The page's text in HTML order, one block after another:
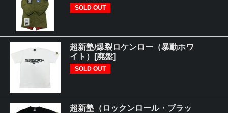
SOLD OUT
超新塾/爆裂ロケンロー（暴動ホワ
イト）[廃盤]
SOLD OUT
超新塾（ロックンロール・ブラッ